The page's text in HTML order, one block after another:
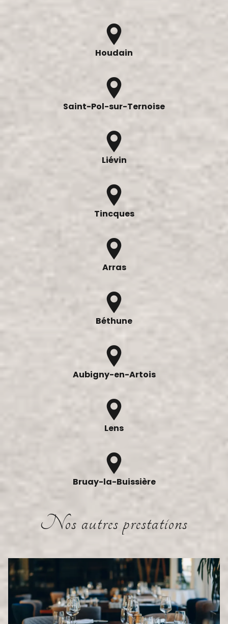
Houdain
Saint-Pol-sur-Ternoise
Liévin
Tincques
Arras
Béthune
Aubigny-en-Artois
Lens
Bruay-la-Buissière
Nos autres prestations